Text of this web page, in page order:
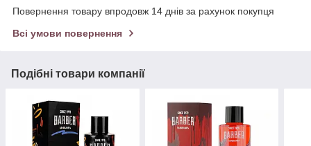
Повернення товару впродовж 14 днів за рахунок покупця
Всі умови повернення
Подібні товари компанії